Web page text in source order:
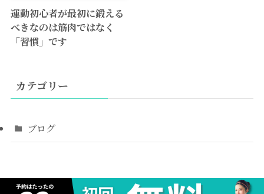
運動初心者が最初に鍛える
べきなのは筋肉ではなく
「習慣」です
カテゴリー
ブログ